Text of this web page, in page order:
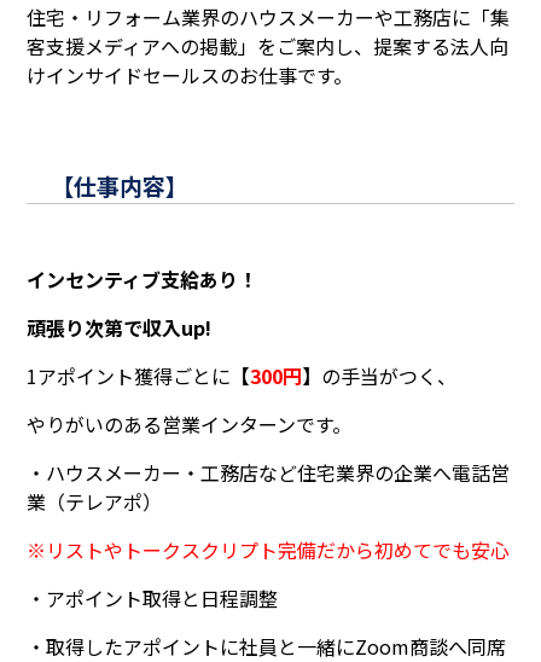
住宅・リフォーム業界のハウスメーカーや工務店に「集
客支援メディアへの掲載」をご案内し、提案する法人向
けインサイドセールスのお仕事です。
【仕事内容】
インセンティブ支給あり！
頑張り次第で収入up!
1アポイント獲得ごとに 【300円】 の手当がつく、
やりがいのある営業インターンです。
・ハウスメーカー・工務店など住宅業界の企業へ電話営
業（テレアポ）
※リストやトークスクリプト完備だから初めてでも安心
・アポイント取得と日程調整
・取得したアポイントに社員と一緒にZoom商談へ同席